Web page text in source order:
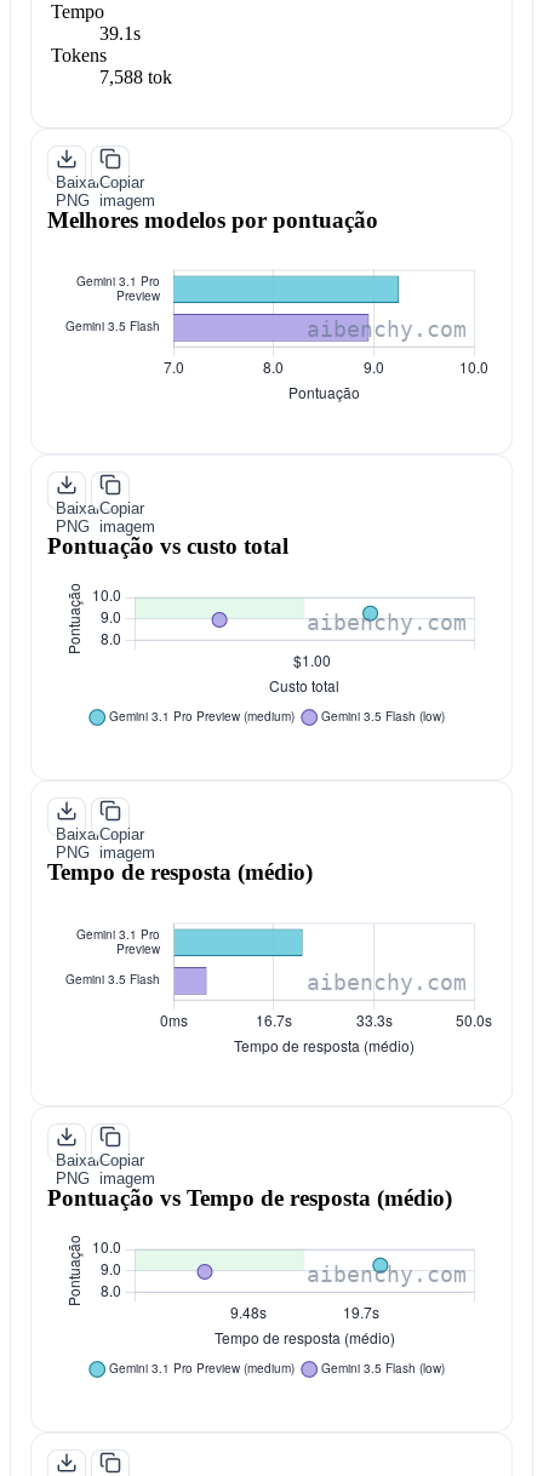
Tempo
39.1s
Tokens
7,588 tok
Baixar
PNG
Copiar
imagem
Melhores modelos por pontuação
Baixar
PNG
Copiar
imagem
Pontuação vs custo total
Baixar
PNG
Copiar
imagem
Tempo de resposta (médio)
Baixar
PNG
Copiar
imagem
Pontuação vs Tempo de resposta (médio)